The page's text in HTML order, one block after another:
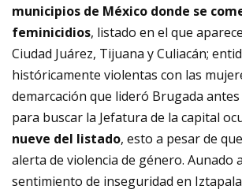
municipios de México donde se
feminicidios, listado en el que
Ciudad Juárez, Tijuana y Culiacán;
históricamente violentas con las
demarcación que lideró Brugada
para buscar la Jefatura de la capital
nueve del listado, esto a pesar de
alerta de violencia de género. Aunado
sentimiento de inseguridad en